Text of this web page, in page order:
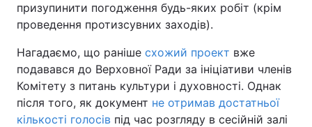
призупинити погодження будь-яких робіт (крім
проведення протизсувних заходів).
Нагадаємо, що раніше схожий проект вже
подавався до Верховної Ради за ініціативи членів
Комітету з питань культури і духовності. Однак
після того, як документ не отримав достатньої
кількості голосів під час розгляду в сесійній залі